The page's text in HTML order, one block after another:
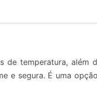
NATURAL
temperatura, além
e segura. É uma